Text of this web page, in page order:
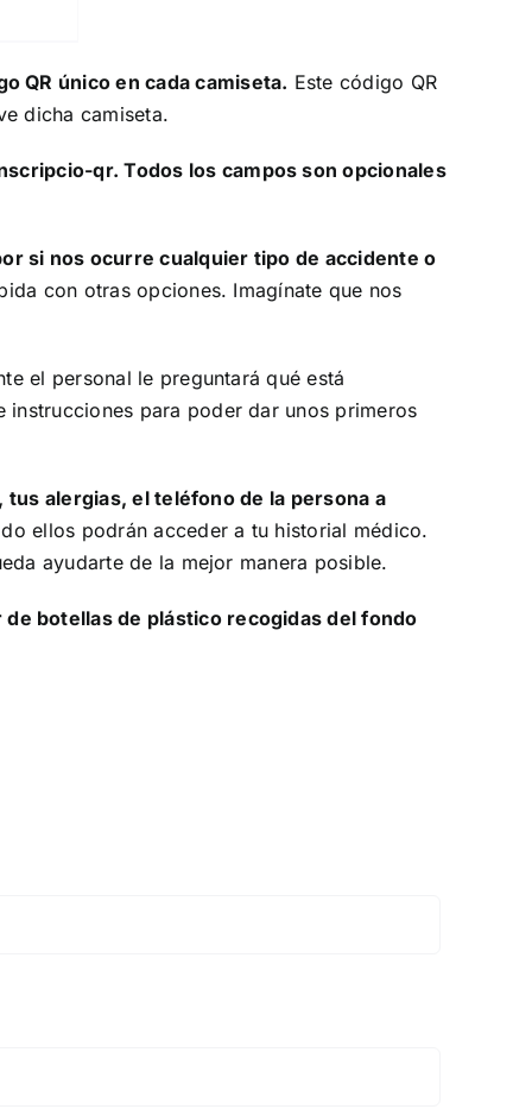
QR único en cada camiseta. Este código QR
dicha camiseta.
qr. Todos los campos son opcionales
si nos ocurre cualquier tipo de accidente o
con otras opciones. Imagínate que nos
el personal le preguntará qué está
para poder dar unos primeros
alergias, el teléfono de la persona a
ellos podrán acceder a tu historial médico.
ayudarte de la mejor manera posible.
de botellas de plástico recogidas del fondo